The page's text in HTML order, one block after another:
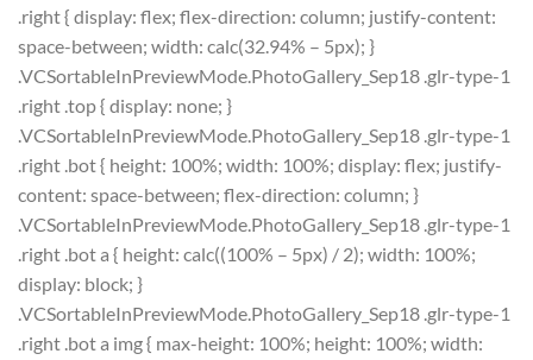
.right { display: flex; flex-direction: column; justify-content:
space-between; width: calc(32.94% – 5px); }
.VCSortableInPreviewMode.PhotoGallery_Sep18 .glr-type-1
.right .top { display: none; }
.VCSortableInPreviewMode.PhotoGallery_Sep18 .glr-type-1
.right .bot { height: 100%; width: 100%; display: flex; justify-
content: space-between; flex-direction: column; }
.VCSortableInPreviewMode.PhotoGallery_Sep18 .glr-type-1
.right .bot a { height: calc((100% – 5px) / 2); width: 100%;
display: block; }
.VCSortableInPreviewMode.PhotoGallery_Sep18 .glr-type-1
.right .bot a img { max-height: 100%; height: 100%; width: